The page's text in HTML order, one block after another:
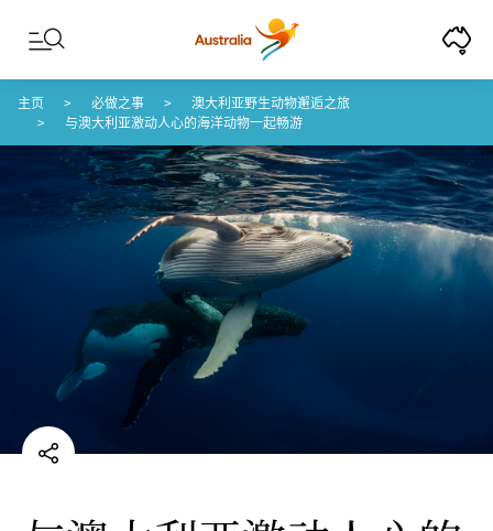
Skip to content
Skip to footer navigation
主页 必做之事
澳大利亚野生动物邂逅之旅
与澳大利亚激动人心的海洋动物一起畅游